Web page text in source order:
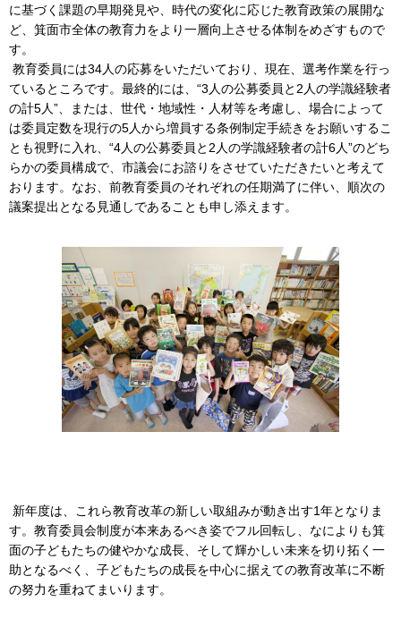
に基づく課題の早期発見や、時代の変化に応じた教育政策の展開な
ど、箕面市全体の教育力をより一層向上させる体制をめざすもので
す。
教育委員には34人の応募をいただいており、現在、選考作業を行っ
ているところです。最終的には、“3人の公募委員と2人の学識経験者
の計5人”、または、世代・地域性・人材等を考慮し、場合によって
は委員定数を現行の5人から増員する条例制定手続きをお願いするこ
とも視野に入れ、“4人の公募委員と2人の学識経験者の計6人”のどち
らかの委員構成で、市議会にお諮りをさせていただきたいと考えて
おります。なお、前教育委員のそれぞれの任期満了に伴い、順次の
議案提出となる見通しであることも申し添えます。
新年度は、これら教育改革の新しい取組みが動き出す1年となりま
す。教育委員会制度が本来あるべき姿でフル回転し、なによりも箕
面の子どもたちの健やかな成長、そして輝かしい未来を切り拓く一
助となるべく、子どもたちの成長を中心に据えての教育改革に不断
の努力を重ねてまいります。